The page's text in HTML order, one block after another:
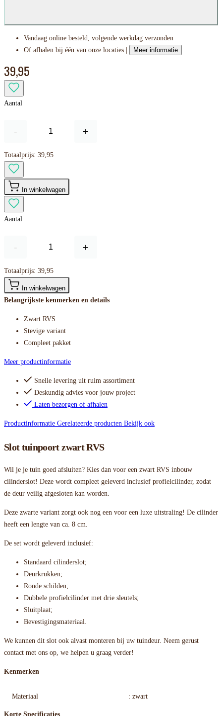
Vandaag online besteld, volgende werkdag verzonden
Of afhalen bij één van onze locaties |
Meer informatie
39,95
Aantal
- +
Totaalprijs: 39,95
In winkelwagen
Aantal
- +
Totaalprijs: 39,95
In winkelwagen
Belangrijkste kenmerken en details
Zwart RVS
Stevige variant
Compleet pakket
Meer productinformatie
Snelle levering uit ruim assortiment
Deskundig advies voor jouw project
Laten bezorgen of afhalen
Productinformatie Gerelateerde producten Bekijk ook
Slot tuinpoort zwart RVS
Wil je je tuin goed afsluiten? Kies dan voor een zwart RVS inbouw
cilinderslot! Deze wordt compleet geleverd inclusief profielcilinder, zodat
de deur veilig afgesloten kan worden.
Deze zwarte variant zorgt ook nog een voor een luxe uitstraling! De cilinder
heeft een lengte van ca. 8 cm.
De set wordt geleverd inclusief:
Standaard cilinderslot;
Deurkrukken;
Ronde schilden;
Dubbele profielcilinder met drie sleutels;
Sluitplaat;
Bevestigingsmateriaal.
We kunnen dit slot ook alvast monteren bij uw tuindeur. Neem gerust
contact met ons op, we helpen u graag verder!
Kenmerken
Materiaal : zwart
Korte Specificaties